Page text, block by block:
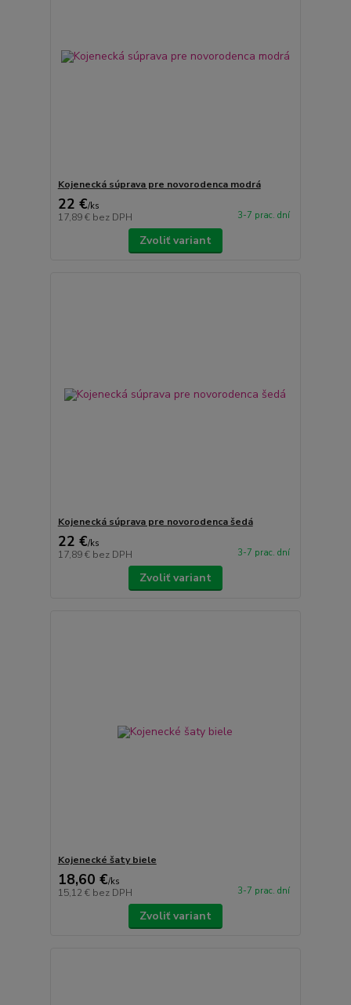
Kojenecká súprava pre novorodenca modrá
22 €/ks
17,89 € bez DPH 3-7 prac. dní
Zvoliť variant
Kojenecká súprava pre novorodenca šedá
22 €/ks
17,89 € bez DPH 3-7 prac. dní
Zvoliť variant
Kojenecké šaty biele
18,60 €/ks
15,12 € bez DPH 3-7 prac. dní
Zvoliť variant